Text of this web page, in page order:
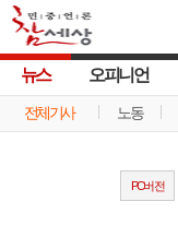
뉴스
전체기사 노동
오피니언
PC버전